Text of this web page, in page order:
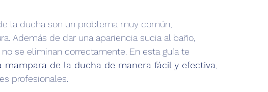
la ducha son un problema muy común,
Además de dar una apariencia sucia al baño,
se eliminan correctamente. En esta guía te
de la ducha de manera fácil y efectiva
profesionales.